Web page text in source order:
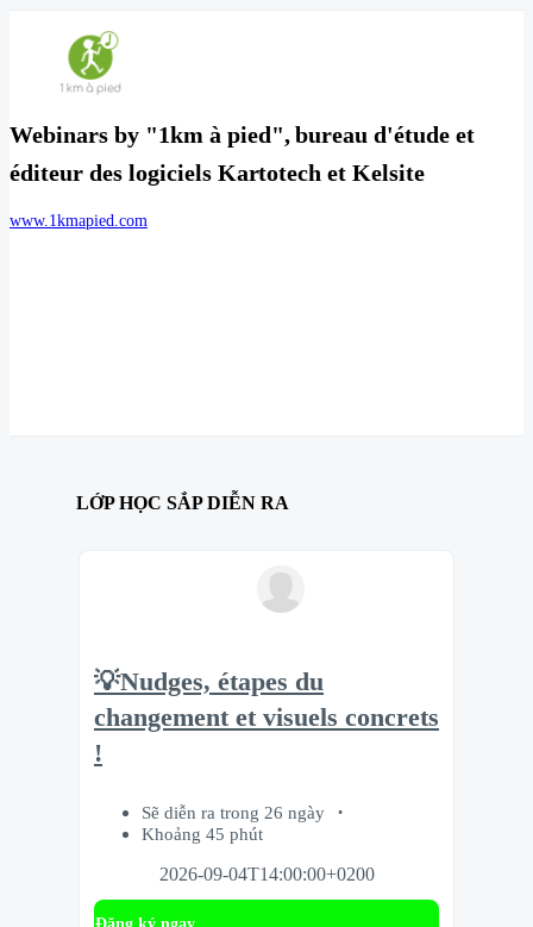
Webinars by "1km à pied", bureau d'étude et
éditeur des logiciels Kartotech et Kelsite
www.1kmapied.com
LỚP HỌC SẮP DIỄN RA
💡Nudges, étapes du
changement et visuels concrets
!
Sẽ diễn ra trong 26 ngày
Khoảng 45 phút
2026-09-04T14:00:00+0200